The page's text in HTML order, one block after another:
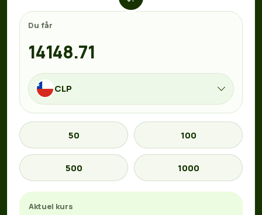
Du får
CLP
50 100
500 1000
Aktuel kurs